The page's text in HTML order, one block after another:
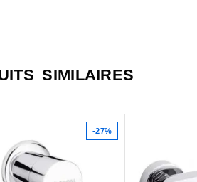
SIMILAIRES
-27%